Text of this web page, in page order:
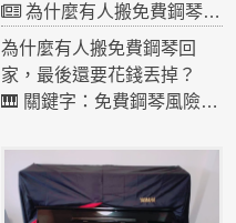
② 有沒有整理過
鋼琴是精密樂器，是否整
理、調整機械結構很重要。
③ 是否有調音
音，彈起來才會舒服。
🎹 建議一定要 親自試彈
手感、音色最準。
為什麼有人搬免費鋼琴回家，最後還要花錢丟掉？
為什麼有人搬免費鋼琴回
家，最後還要花錢丟掉？
🎹 關鍵字：免費鋼琴風險｜
驗
常聽到有人說：
👉「我朋友送我一台二手鋼